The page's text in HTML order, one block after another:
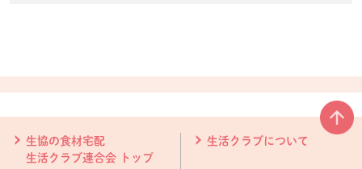
生協の食材宅配
生活クラブ連合会 トップ
生活クラブについて